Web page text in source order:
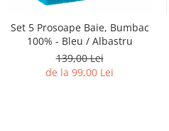
Set 5 Prosoape Baie, Bumbac
100% - Bleu / Albastru
139,00 Lei
de la 99,00 Lei